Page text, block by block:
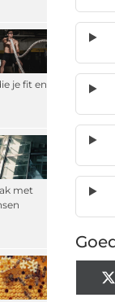
je fit en
met